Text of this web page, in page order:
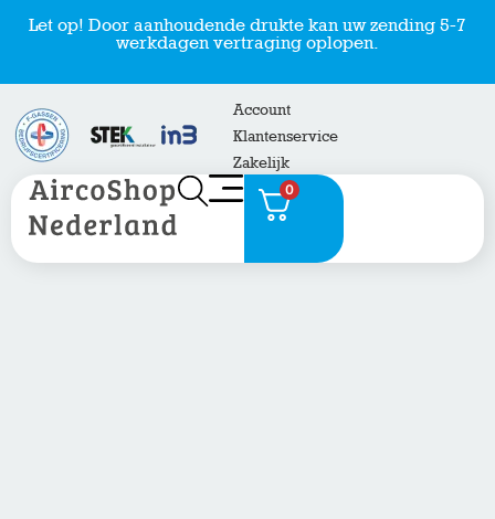
Let op! Door aanhoudende drukte kan uw zending 5-7
werkdagen vertraging oplopen.
Account
Klantenservice
Zakelijk
0